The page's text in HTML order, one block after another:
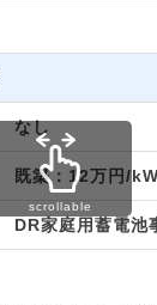
なし
既築：12万円/
DR家庭用蓄電池